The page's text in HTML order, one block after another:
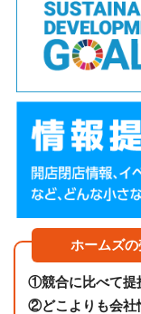
ホームズ
①競合に比べて
②どこよりも会社